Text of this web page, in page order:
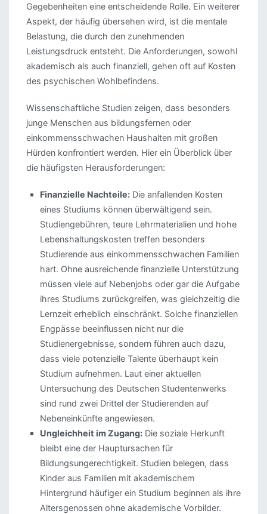
Gegebenheiten eine entscheidende Rolle. Ein weiterer
Aspekt, der häufig übersehen wird, ist die mentale
Belastung, die durch den zunehmenden
Leistungsdruck entsteht. Die Anforderungen, sowohl
akademisch als auch finanziell, gehen oft auf Kosten
des psychischen Wohlbefindens.
Wissenschaftliche Studien zeigen, dass besonders
junge Menschen aus bildungsfernen oder
einkommensschwachen Haushalten mit großen
Hürden konfrontiert werden. Hier ein Überblick über
die häufigsten Herausforderungen:
Finanzielle Nachteile:Die anfallenden Kosten
eines Studiums können überwältigend sein.
Studiengebühren, teure Lehrmaterialien und hohe
Lebenshaltungskosten treffen besonders
Studierende aus einkommensschwachen Familien
hart. Ohne ausreichende finanzielle Unterstützung
müssen viele auf Nebenjobs oder gar die Aufgabe
ihres Studiums zurückgreifen, was gleichzeitig die
Lernzeit erheblich einschränkt. Solche finanziellen
Engpässe beeinflussen nicht nur die
Studienergebnisse, sondern führen auch dazu,
dass viele potenzielle Talente überhaupt kein
Studium aufnehmen. Laut einer aktuellen
Untersuchung des Deutschen Studentenwerks
sind rund zwei Drittel der Studierenden auf
Nebeneinkünfte angewiesen.
Ungleichheit im Zugang:Die soziale Herkunft
bleibt eine der Hauptursachen für
Bildungsungerechtigkeit. Studien belegen, dass
Kinder aus Familien mit akademischem
Hintergrund häufiger ein Studium beginnen als ihre
Altersgenossen ohne akademische Vorbilder.